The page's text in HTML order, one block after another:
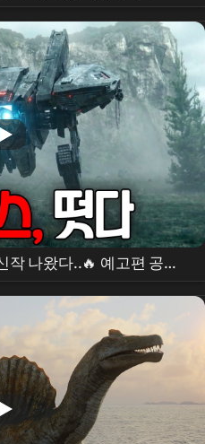
작 나왔다..🔥 예고편 공개
심' 등극ㄷㄷ (+ 2026 1분